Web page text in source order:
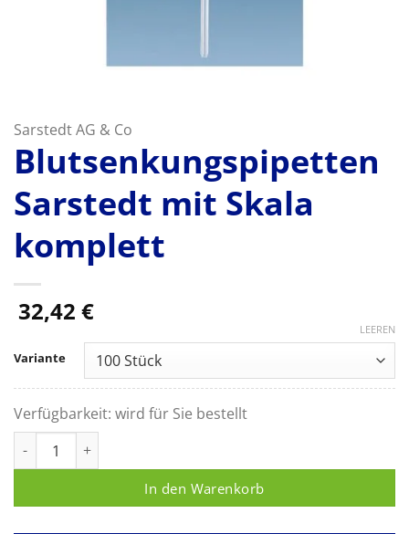
Sarstedt AG & Co
Blutsenkungspipetten
Sarstedt mit Skala
komplett
32,42 €
Variante
LEEREN
Verfügbarkeit: wird für Sie bestellt
In den Warenkorb